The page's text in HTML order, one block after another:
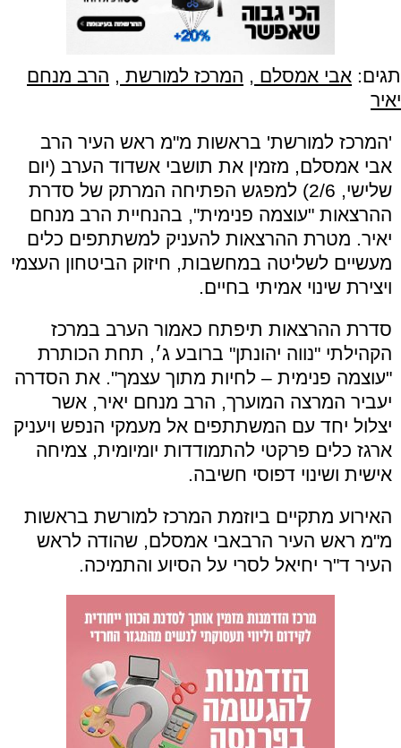
תגים: אבי אמסלם , המרכז למורשת , הרב מנחם
יאיר
'המרכז למורשת' בראשות מ"מ ראש העיר הרב
אבי אמסלם, מזמין את תושבי אשדוד הערב (יום
שלישי, 2/6) למפגש הפתיחה המרתק של סדרת
ההרצאות "עוצמה פנימית", בהנחיית הרב מנחם
יאיר. מטרת ההרצאות להעניק למשתתפים כלים
מעשיים לשליטה במחשבות, חיזוק הביטחון העצמי
ויצירת שינוי אמיתי בחיים.
סדרת ההרצאות תיפתח כאמור הערב במרכז
הקהילתי "נווה יהונתן" ברובע ג׳, תחת הכותרת
"עוצמה פנימית – לחיות מתוך עצמך". את הסדרה
יעביר המרצה המוערך, הרב מנחם יאיר, אשר
יצלול יחד עם המשתתפים אל מעמקי הנפש ויעניק
ארגז כלים פרקטי להתמודדות יומיומית, צמיחה
אישית ושינוי דפוסי חשיבה.
האירוע מתקיים ביוזמת המרכז למורשת בראשות
מ"מ ראש העיר הרבאבי אמסלם, שהודה לראש
העיר ד"ר יחיאל לסרי על הסיוע והתמיכה.